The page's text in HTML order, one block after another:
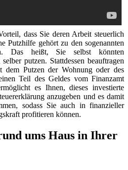
dass Sie deren Arbeit steuerlich
Putzhilfe gehört zu den sogenannten
Das heißt, Sie selbst könnten
putzen. Stattdessen beauftragen
dem Putzen der Wohnung oder des
Teil des Geldes vom Finanzamt
es Ihnen, dieses investierte
anzugeben und es damit
sodass Sie auch in finanzieller
profitieren können.
ums Haus in Ihrer